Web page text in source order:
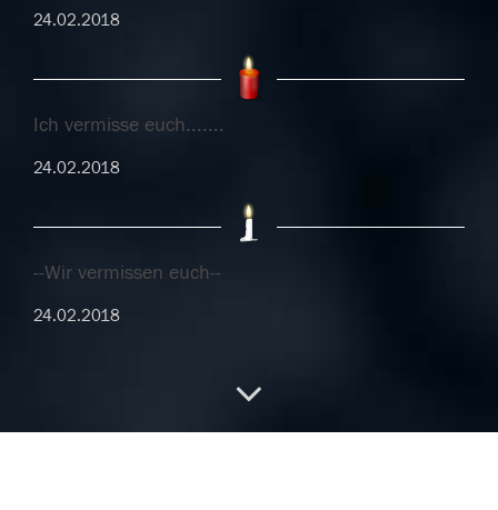
24.02.2018
Ich vermisse euch.......
24.02.2018
--Wir vermissen euch--
24.02.2018